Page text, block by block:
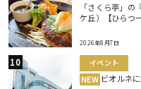
「さくら亭」
ケ丘）【ひらつ
2026年8月7日
イベント
NEW ビオルネ